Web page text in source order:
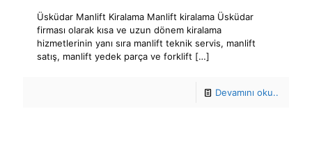
Üsküdar Manlift Kiralama Manlift kiralama Üsküdar
firması olarak kısa ve uzun dönem kiralama
hizmetlerinin yanı sıra manlift teknik servis, manlift
satış, manlift yedek parça ve forklift […]
Devamını oku..